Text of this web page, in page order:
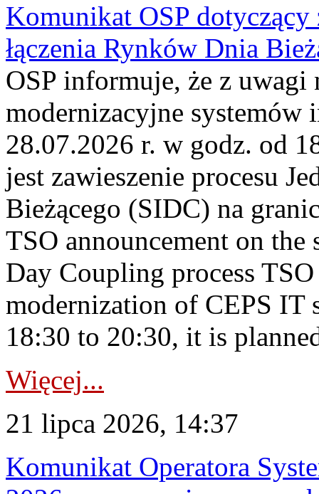
Komunikat OSP dotyczący
łączenia Rynków Dnia
OSP informuje, że z uwagi
modernizacyjne
28.07.2026 r. w godz. od
jest zawieszenie procesu
Bieżącego (SIDC) na
TSO announcement on
Day Coupling process
modernization of CEPS IT
18:30 to 20:30, it is
Więcej...
21 lipca 2026, 14:37
Komunikat Operatora